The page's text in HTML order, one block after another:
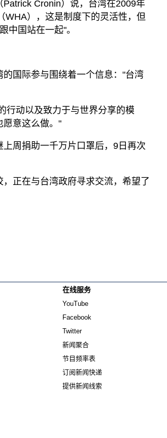
Cronin）说，台湾在2009年
WHA），这是制度下的灵活性，但
中国站在一起"。
国际参与围绕着一个信息："台湾
行动以及致力于与世界分享的模
愿意这么做。"
周捐助一千万片口罩后，9日再次
正在与台湾政府寻求交流，希望了
在线服务
YouTube
Facebook
Twitter
新闻聚合
节目频率表
订阅新闻快递
提供新闻线索